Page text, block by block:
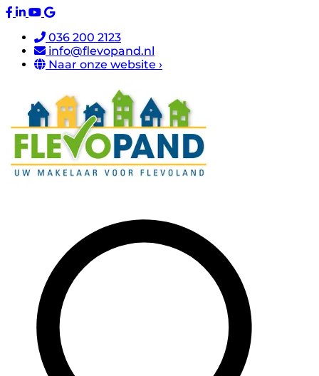
036 200 2123
info@flevopand.nl
Naar onze website ›